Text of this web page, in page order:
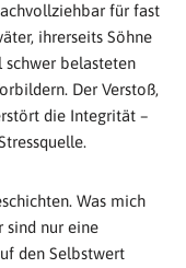
für fast
ihrerseits Söhne
belasteten
Der Verstoß,
die Integrität –
Was mich
sind nur eine
den Selbstwert